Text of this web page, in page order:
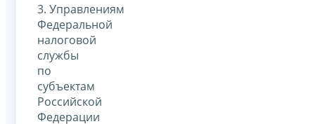
3. Управлениям
Федеральной
налоговой
службы
по
субъектам
Российской
Федерации